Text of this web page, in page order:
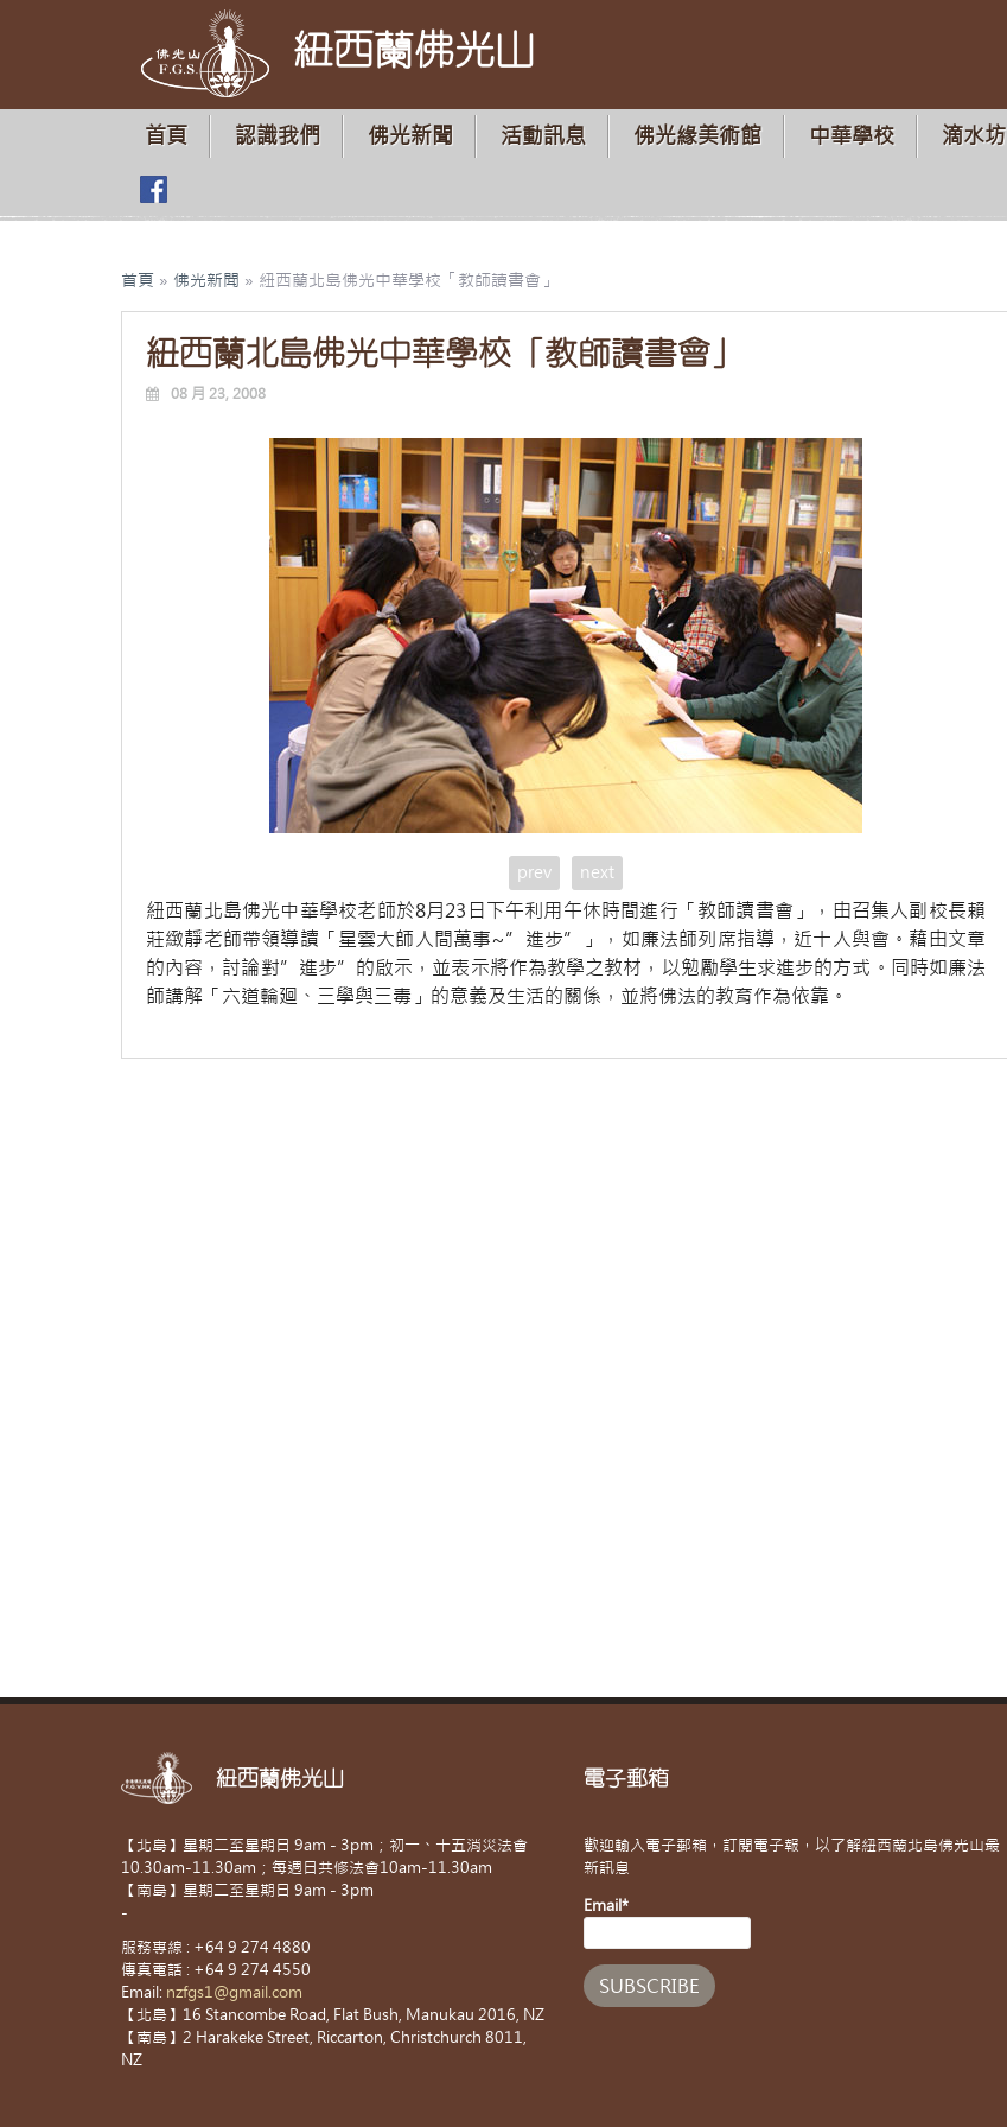
紐西蘭佛光山
首頁 認識我們 佛光新聞 活動訊息 佛光緣美術館 中華學校 滴水坊
首頁 » 佛光新聞 » 紐西蘭北島佛光中華學校「教師讀書會」
紐西蘭北島佛光中華學校「教師讀書會」
08 月 23, 2008
prev next
紐西蘭北島佛光中華學校老師於8月23日下午利用午休時間進行「教師讀書會」，由召集人副校長賴
莊緻靜老師帶領導讀「星雲大師人間萬事~”進步”」，如廉法師列席指導，近十人與會。藉由文章
的內容，討論對”進步”的啟示，並表示將作為教學之教材，以勉勵學生求進步的方式。同時如廉法
師講解「六道輪廻、三學與三毒」的意義及生活的關係，並將佛法的教育作為依靠。
紐西蘭佛光山
【北島】星期二至星期日 9am - 3pm；初一、十五消災法會
10.30am-11.30am；每週日共修法會10am-11.30am
【南島】星期二至星期日 9am - 3pm
-
服務專線 : +64 9 274 4880
傳真電話 : +64 9 274 4550
Email: nzfgs1@gmail.com
【北島】16 Stancombe Road, Flat Bush, Manukau 2016, NZ
【南島】2 Harakeke Street, Riccarton, Christchurch 8011,
NZ
電子郵箱
歡迎輸入電子郵箱，訂閱電子報，以了解紐西蘭北島佛光山最
新訊息
Email*